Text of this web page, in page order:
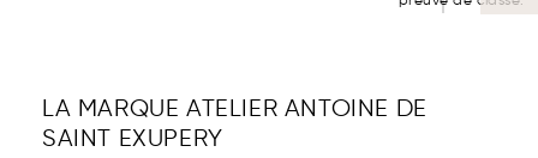
LA MARQUE ATELIER ANTOINE DE
SAINT EXUPERY